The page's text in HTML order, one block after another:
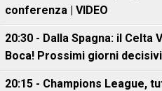
conferenza | VIDEO
20:30 - Dalla Spagna: il
Boca! Prossimi giorni decisivi
20:15 - Champions League,